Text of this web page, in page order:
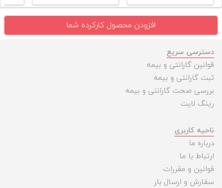
افزودن محصول کارکرده شما
دسترسی سریع
قوانین گارانتی و بیمه
ثبت گارانتی و بیمه
بررسی صحت گارانتی و بیمه
رینگ لایت
ناحیه کاربری
درباره ما
ارتباط با ما
قوانین و مقررات
سفارش و ارسال بار